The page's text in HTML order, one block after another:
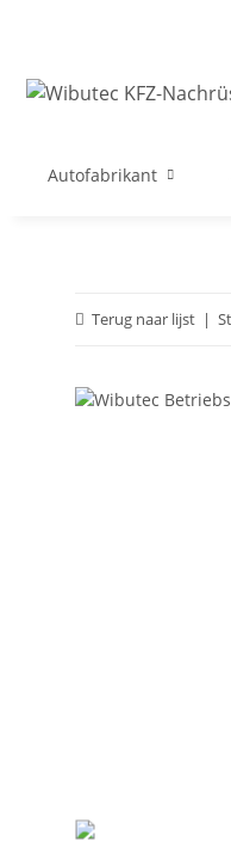
Autofabrikant
Terug naar lijst